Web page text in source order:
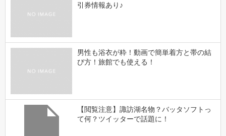
引券情報あり♪
男性も浴衣が粋！動画で簡単着方と帯の結
び方！旅館でも使える！
【閲覧注意】諏訪湖名物？バッタソフトっ
て何？ツイッターで話題に！